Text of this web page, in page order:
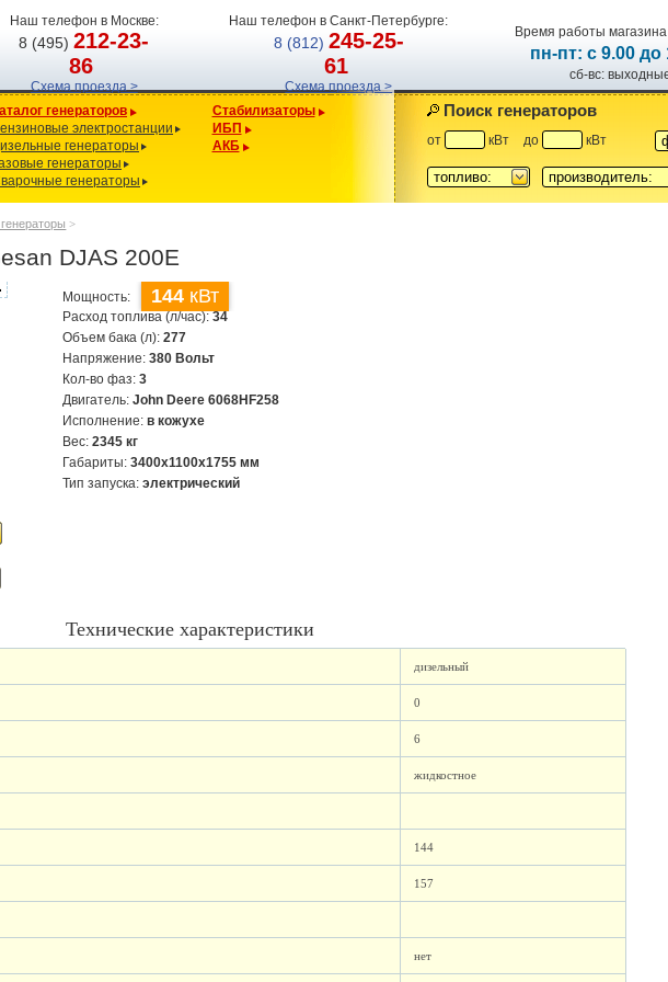
Наш телефон в Москве:
8 (495)212-23-
86
Схема проезда >
Наш телефон в Санкт-Петербурге:
8 (812) 245-25-
61
Схема проезда >
Время работы
пн-пт: с 9.00 до
сб-вс:
генераторов
электростанции
генераторы
генераторы
генераторы
Стабилизаторы
ИБП
АКБ
Поиск генераторов
от кВт до кВт
топливо: производитель:
>
DJAS 200E
Мощность: 144 кВт
Расход топлива (л/час):34
Объем бака (л):277
Напряжение:380 Вольт
Кол-во фаз:3
Двигатель:John Deere 6068HF258
Исполнение:в кожухе
Вес:2345 кг
Габариты:3400х1100х1755 мм
Тип запуска:электрический
Технические характеристики
дизельный
0
6
жидкостное
144
157
нет